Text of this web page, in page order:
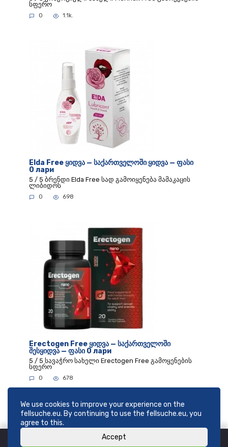
We use cookies to improve your experience on the
fellsuche.eu. By continuing to use the fellsuche.eu, you
agree to this.
Accept
სფერო
0 1.1k.
Elda Free ყიდვა — საქართველოში ყიდვა — ფასი
0 лари
5 / 5 ბრენდი Elda Free სად გამოიყენება მამაკაცის
ლიბიდოს
0 698
Erectogen Free ყიდვა — საქართველოში
შესყიდვა — ფასი 0 лари
5 / 5 სავაჭრო სახელი Erectogen Free გამოყენების
სფერო
0 678